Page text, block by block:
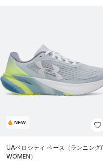
NEW
UAベロシティ ペース（ランニング/
WOMEN）